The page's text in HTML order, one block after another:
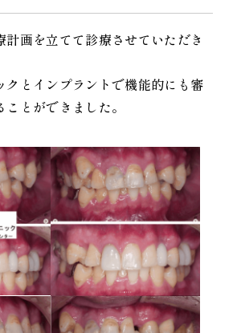
計画を立てて診療させていただき
クとインプラントで機能的にも審
とができました。